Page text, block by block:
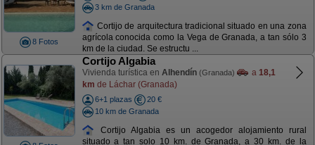
8 Fotos
3 km de Granada
Cortijo de arquitectura tradicional situado en una zona
agrícola conocida como la Vega de Granada, a tan sólo 3
km de la ciudad. Se estructu ...
Cortijo Algabia
Vivienda turística en Alhendín (Granada) a 18,1
km de Láchar (Granada)
6+1 plazas
20 €
10 km de Granada
Cortijo Algabia es un acogedor alojamiento rural
situado a tan solo 10 km. de Granada, a 30 km. de la